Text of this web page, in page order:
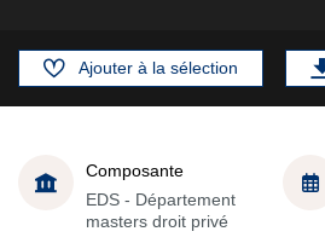
Ajouter à la sélection
Composante
EDS - Département
masters droit privé